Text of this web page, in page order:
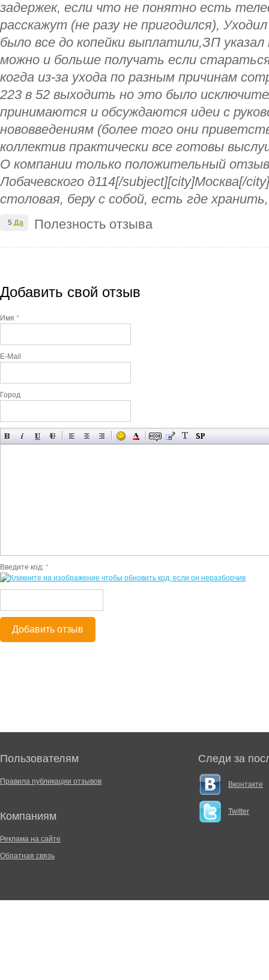
задержек, если что не понятно есть
расскажут (не разу не пригодился),
было все до копейки выплатили,ЗП указал
можно и больше получать если
когда из-за ухода по разным причинам
223 в 52 выходить но это было
принимаются и обсуждаются идеи с
нововведениям (более того они
коллектив практически все готовы
О компании только положительный
Лобачевского д114[/subject][city]Москва[/
столовая, беру с собой, есть где
Полезность отзыва
5 Да
Добавить свой отзыв
Имя *
E-Mail
Город
Введите код: *
Добавить отзыв
Пользователям
Правила публикации отзывов
Компаниям
Реклама на сайте
Обратная связь
Следи за
Вконтакте
Twitter